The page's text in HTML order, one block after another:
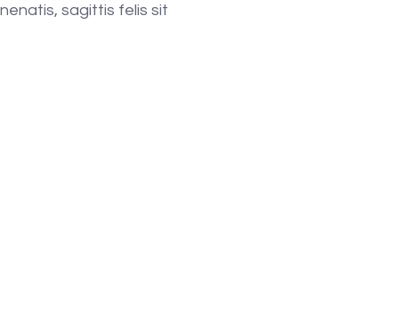
sagittis felis sit